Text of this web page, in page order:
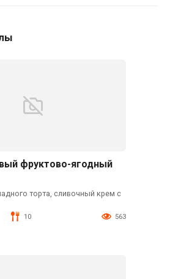
фруктово-ягодный
торта, сливочный крем с
10 563